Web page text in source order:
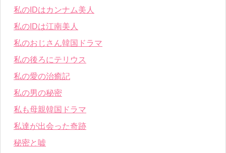
私のIDはカンナム美人
私のIDは江南美人
私のおじさん韓国ドラマ
私の後ろにテリウス
私の愛の治癒記
私の男の秘密
私も母親韓国ドラマ
私達が出会った奇跡
秘密と嘘